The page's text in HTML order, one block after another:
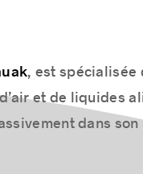
, est spécialisée
et de liquides
dans son